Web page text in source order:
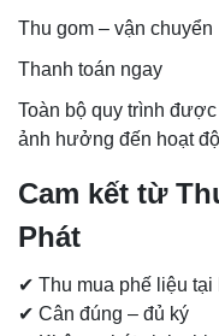
Thu gom – vận chuyển
Thanh toán ngay
Toàn bộ quy trình
ảnh hưởng đến hoạt
Cam kết từ
Phát
✔ Thu mua phế liệu
✔ Cân đúng – đủ ký